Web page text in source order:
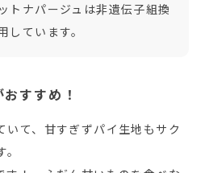
トナパージュは非遺伝子組換
しています。
すすめ！
いて、甘すぎずパイ生地もサク